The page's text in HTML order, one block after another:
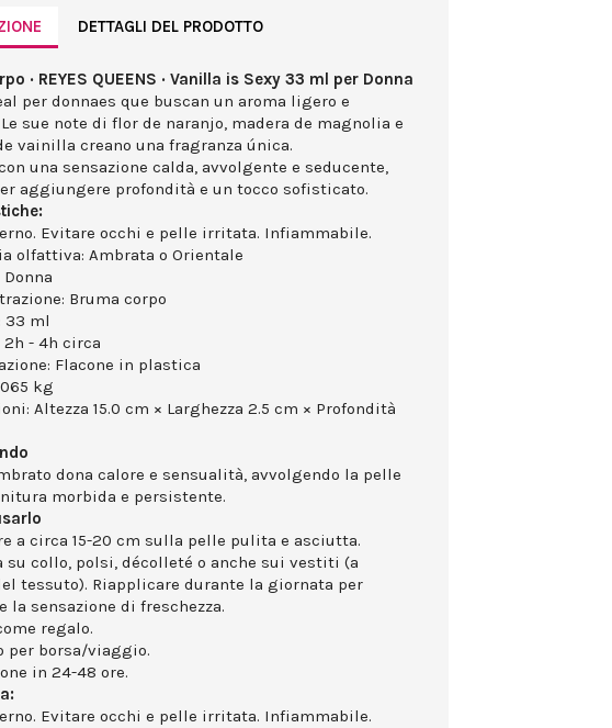
DETTAGLI DEL PRODOTTO
· REYES QUEENS · Vanilla is Sexy 33 ml per Donna
per donnaes que buscan un aroma ligero e
sue note di flor de naranjo, madera de magnolia e
vainilla creano una fragranza única.
una sensazione calda, avvolgente e seducente,
aggiungere profondità e un tocco sofisticato.
Evitare occhi e pelle irritata. Infiammabile.
olfattiva: Ambrata o Orientale
Bruma corpo
33 ml
- 4h circa
Flacone in plastica
kg
Altezza 15.0 cm × Larghezza 2.5 cm × Profondità
dona calore e sensualità, avvolgendo la pelle
morbida e persistente.
a circa 15-20 cm sulla pelle pulita e asciutta.
su collo, polsi, décolleté o anche sui vestiti (a
tessuto). Riapplicare durante la giornata per
la sensazione di freschezza.
regalo.
per borsa/viaggio.
in 24-48 ore.
Evitare occhi e pelle irritata. Infiammabile.